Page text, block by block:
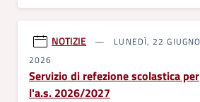
NOTIZIE
LUNEDÌ, 22 GIUGNO
2026
Servizio di refezione scolastica per
l'a.s. 2026/2027